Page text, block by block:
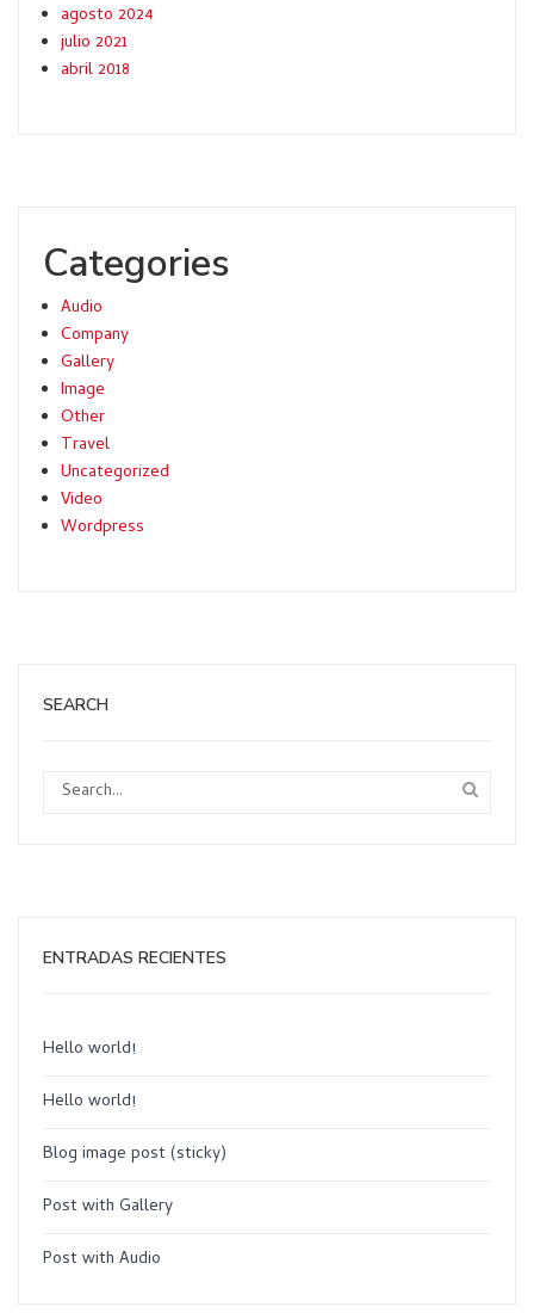
agosto 2024
julio 2021
abril 2018
Categories
Audio
Company
Gallery
Image
Other
Travel
Uncategorized
Video
Wordpress
SEARCH
ENTRADAS RECIENTES
Hello world!
Hello world!
Blog image post (sticky)
Post with Gallery
Post with Audio